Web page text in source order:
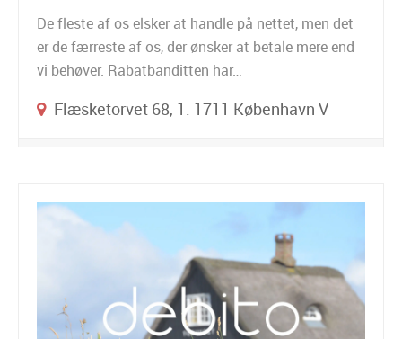
De fleste af os elsker at handle på nettet, men det
er de færreste af os, der ønsker at betale mere end
vi behøver. Rabatbanditten har…
Flæsketorvet 68, 1. 1711 København V